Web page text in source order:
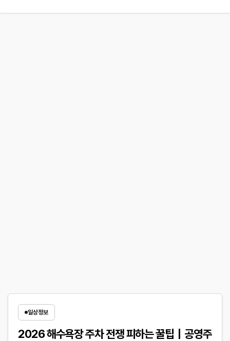
일상정보
2026 해수욕장 주차 전쟁 피하는 꿀팁｜공영주